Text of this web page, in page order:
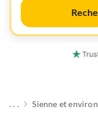
. . . Sienne et